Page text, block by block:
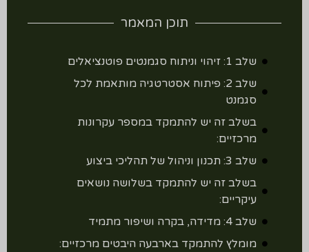
תוכן המאמר
שלב 1: זיהוי וניתוח סגמנטים פוטנציאלים
שלב 2: פיתוח אסטרטגיה מותאמת לכל
סגמנט
בשלב זה יש להתמקד במספר עקרונות
מרכזיים:
שלב 3: תכנון וניהול של תהליכי ביצוע
בשלב זה יש להתמקד בשלושה נושאים
עיקריים:
שלב 4: מדידה, בקרה ושיפור מתמיד
מומלץ להתמקד בארבעה היבטים מרכזיים: